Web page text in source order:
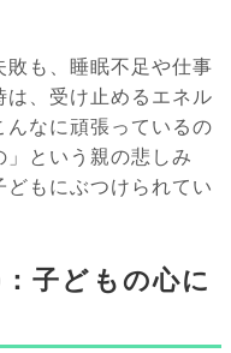
も、睡眠不足や仕事
、受け止めるエネル
んなに頑張っているの
という親の悲しみ
もにぶつけられてい
子どもの心に